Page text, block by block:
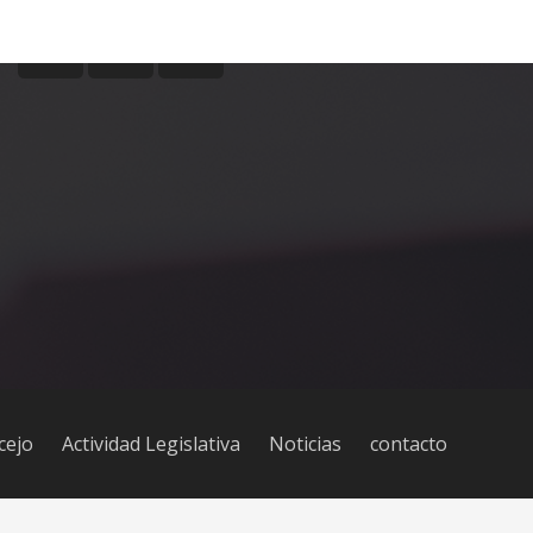
Actividad Legislativa Noticias contacto